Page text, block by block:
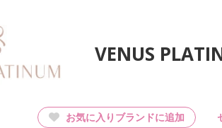
VENUS
お気に入りブランドに追加